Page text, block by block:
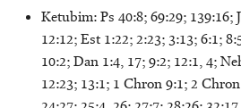
Leadership
Jakub M. Pogonowski
Alison Salvesen
Ketubim: Ps 40:8; 69:29; 139:16;
12:12; Est 1:22; 2:23; 3:13; 6:1;
10:2; Dan 1:4, 17; 9:2; 12:1, 4;
12:23; 13:1; 1 Chron 9:1; 2